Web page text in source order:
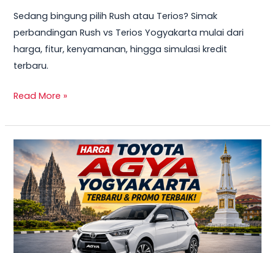
Sedang bingung pilih Rush atau Terios? Simak
perbandingan Rush vs Terios Yogyakarta mulai dari
harga, fitur, kenyamanan, hingga simulasi kredit
terbaru.
Read More »
TERBARU!
Harga
Agya
Yogyakarta
–
Promo
DP